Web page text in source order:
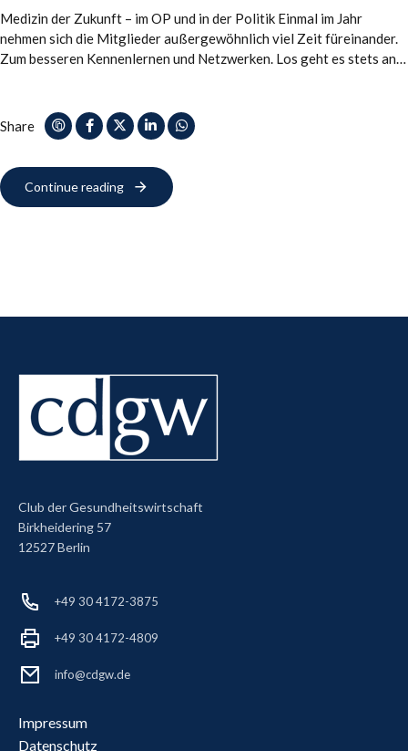
Medizin der Zukunft – im OP und in der Politik Einmal im Jahr
nehmen sich die Mitglieder außergewöhnlich viel Zeit füreinander.
Zum besseren Kennenlernen und Netzwerken. Los geht es stets an
Share
Continue reading
Club der Gesundheitswirtschaft
Birkheidering 57
12527 Berlin
+49 30 4172-3875
+49 30 4172-4809
info@cdgw.de
Impressum
Datenschutz